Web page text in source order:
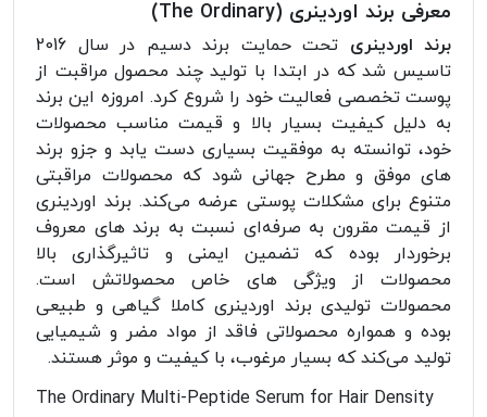
معرفی برند اوردینری (The Ordinary)
برند اوردینری
تحت حمایت برند دسیم در سال 2016
تاسیس شد که در ابتدا با تولید چند محصول مراقبت از
پوست تخصصی فعالیت خود را شروع کرد. امروزه این برند
به دلیل کیفیت بسیار بالا و قیمت مناسب محصولات
خود، توانسته به موفقیت بسیاری دست یابد و جزو برند
های موفق و مطرح جهانی شود که محصولات مراقبتی
متنوع برای مشکلات پوستی عرضه می‌کند. برند اوردینری
از قیمت مقرون به صرفه‌ای نسبت به برند های معروف
برخوردار بوده که تضمین ایمنی و تاثیرگذاری بالا
محصولات از ویژگی های خاص محصولاتش است.
محصولات تولیدی برند اوردینری کاملا گیاهی و طبیعی
بوده و همواره محصولاتی فاقد از مواد مضر و شیمیایی
تولید می‌کند که بسیار مرغوب، با کیفیت و موثر هستند.
The Ordinary Multi-Peptide Serum for Hair Density